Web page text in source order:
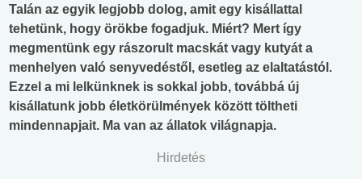
Talán az egyik legjobb dolog, amit egy kisállattal
tehetünk, hogy örökbe fogadjuk. Miért? Mert így
megmentünk egy rászorult macskát vagy kutyát a
menhelyen való senyvedéstől, esetleg az elaltatástól.
Ezzel a mi lelkünknek is sokkal jobb, továbbá új
kisállatunk jobb életkörülmények között töltheti
mindennapjait. Ma van az állatok világnapja.
Hirdetés